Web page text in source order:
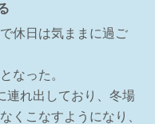
休日は気ままに過ご
なった。
連れ出しており、冬場
くこなすようになり、